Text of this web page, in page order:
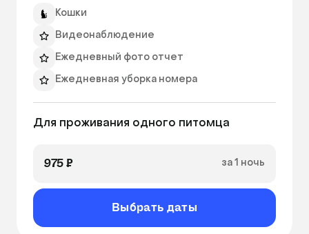
Кошки
Видеонаблюдение
Ежедневный фото отчет
Ежедневная уборка номера
Бутилированная вода
Миски
Вентиляция
Ширина номера: 1300ₘ
Длина номера: 1100ₘ
Для проживания одного питомца
975 ₽ за 1 ночь
Выбрать даты